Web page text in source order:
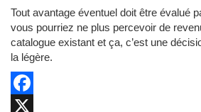
Tout avantage éventuel doit être évalué
vous pourriez ne plus percevoir de
catalogue existant et ça, c’est une
la légère.
Facebook